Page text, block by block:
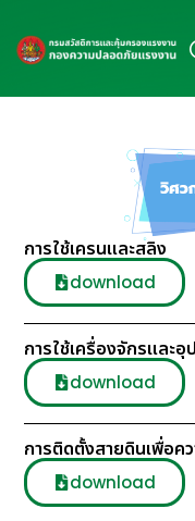
การใช้เครนและสลิง
download
การใช้เครื่องจักรและ
download
การติดตั้งสายดินเพื่อค
download